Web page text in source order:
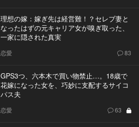
理想の嫁：嫁ぎ先は経営難！？セレブ妻と
なったはずの元キャリア女が嗅ぎ取った、
一家に隠された真実
恋愛 83
GPS3つ、六本木で買い物禁止…。18歳で
花嫁になった女を、巧妙に支配するサイコ
パス夫
恋愛 63